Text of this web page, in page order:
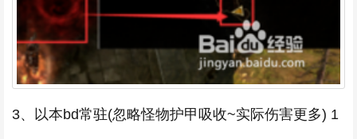
3、以本bd常驻(忽略怪物护甲吸收~实际伤害更多) 1